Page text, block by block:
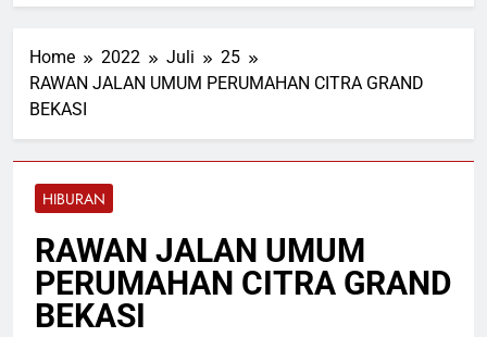
Home 2022 Juli
25
RAWAN JALAN UMUM PERUMAHAN CITRA GRAND
BEKASI
HIBURAN
RAWAN JALAN UMUM
PERUMAHAN CITRA GRAND
BEKASI